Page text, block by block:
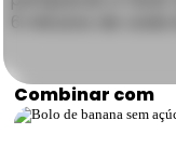
Combinar com